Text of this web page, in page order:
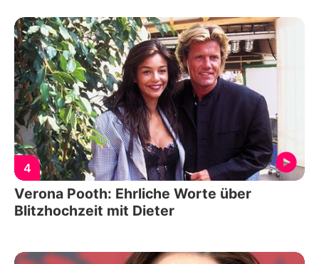
4
Verona Pooth: Ehrliche Worte über
Blitzhochzeit mit Dieter